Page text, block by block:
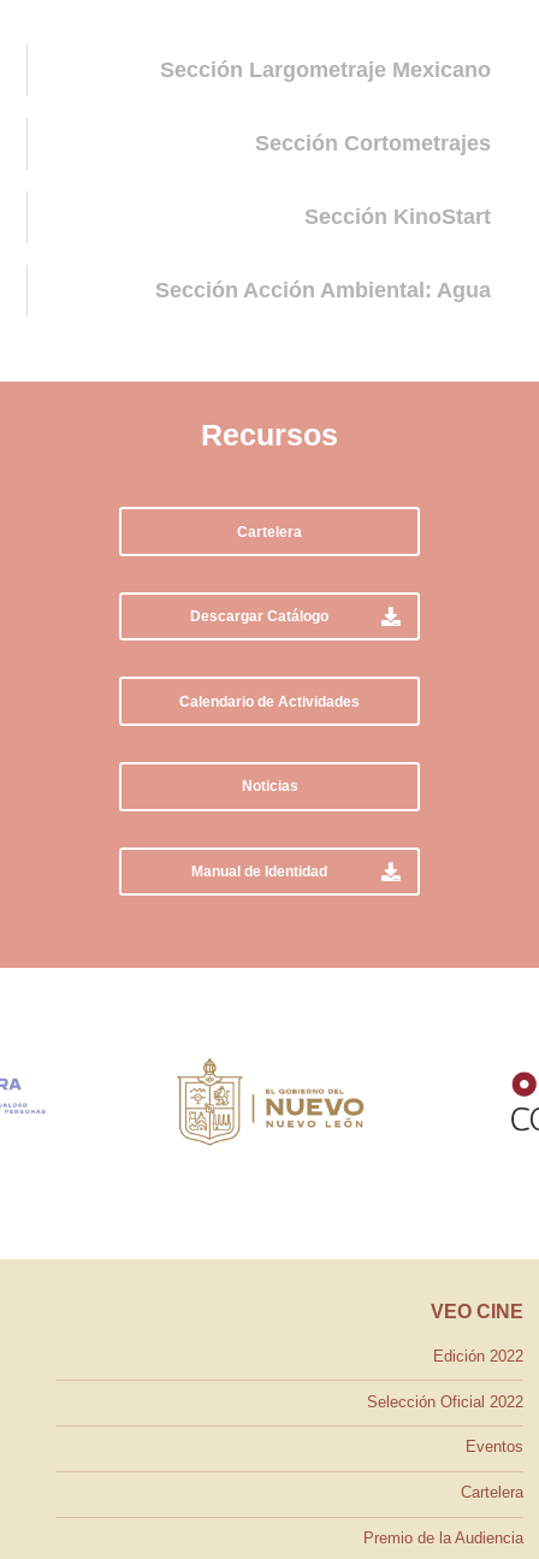
Sección Largometraje Mexicano
Sección Cortometrajes
Sección KinoStart
Sección Acción Ambiental: Agua
Recursos
Cartelera
Descargar Catálogo
Calendario de Actividades
Noticias
Manual de Identidad
VEO CINE
Edición 2022
Selección Oficial 2022
Eventos
Cartelera
Premio de la Audiencia